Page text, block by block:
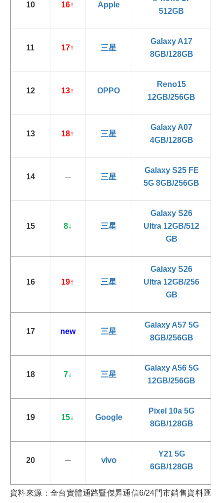
10 16↑ Apple
512GB
11 17↑ 三星
Galaxy A17
8GB/128GB
12 13↑ OPPO
Reno15
12GB/256GB
13 18↑ 三星
Galaxy A07
4GB/128GB
14 ─ 三星
Galaxy S25 FE
5G 8GB/256GB
15 8↓ 三星
Galaxy S26
Ultra 12GB/512
GB
16 19↑ 三星
Galaxy S26
Ultra 12GB/256
GB
17 new 三星
Galaxy A57 5G
8GB/256GB
18 7↓ 三星
Galaxy A56 5G
12GB/256GB
19 15↓ Google
Pixel 10a 5G
8GB/128GB
20 ─ vivo
Y21 5G
6GB/128GB
資料來源：全台實體通路暨傑昇通信6/24門市銷售資料匯